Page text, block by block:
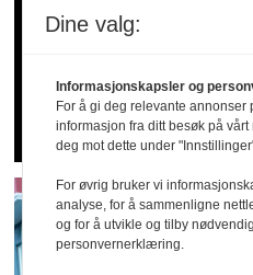
20
ulykker
Dette er
Dine valg:
Informasjonskapsler og
For å gi deg relevante annonser
informasjon fra ditt besøk på
deg mot dette under
For øvrig bruker vi
analyse, for å sammenligne
og for å utvikle og tilby
personvernerklæring.